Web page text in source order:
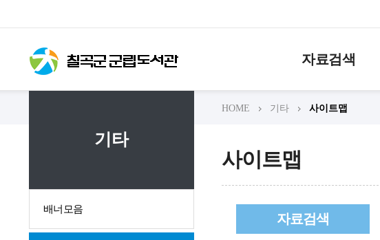
자료검색
HOME 기타 사이트맵
기타
배너모음
사이트맵
자료검색